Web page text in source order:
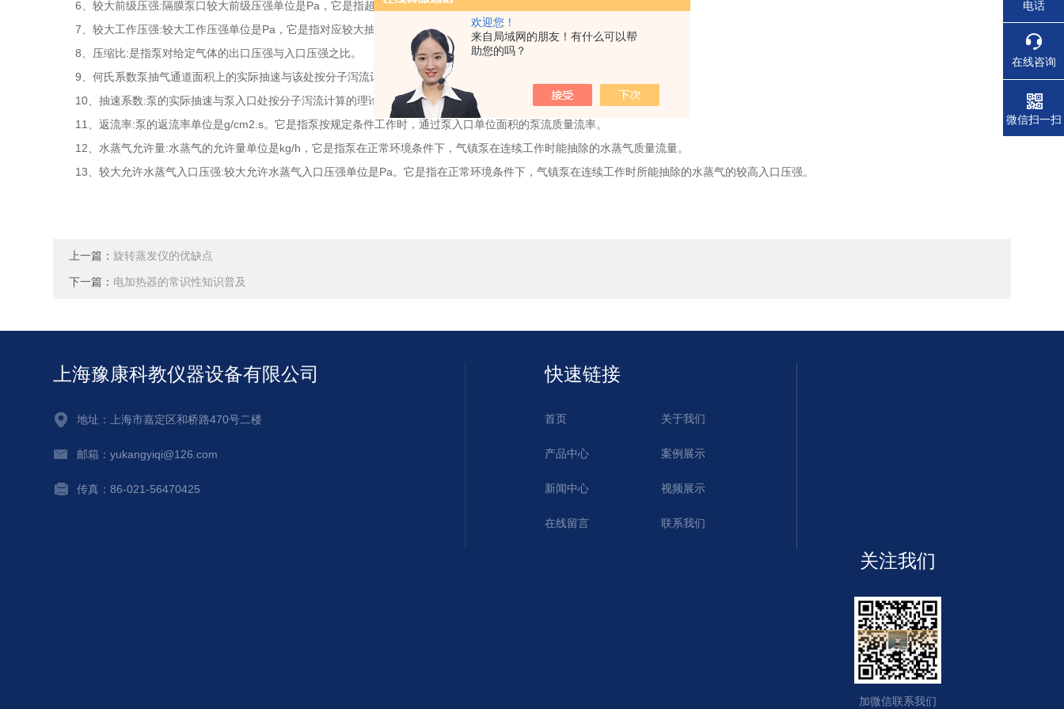
欢迎您！
来自局域网的朋友！有什么可以帮
助您的吗？
6、较大前级压强:隔膜泵口较大前级压强单位是Pa，它是指超过了能使泵损坏的前级压强。
7、较大工作压强:较大工作压强单位是Pa，它是指对应较大抽气量的入口压强。在此压强下，泵能连续工作而不恶化或损坏。
8、压缩比:是指泵对给定气体的出口压强与入口压强之比。
9、何氏系数泵抽气通道面积上的实际抽速与该处按分子泻流计算的理论抽速之比。
10、抽速系数:泵的实际抽速与泵入口处按分子泻流计算的理论抽速之比。
11、返流率:泵的返流率单位是g/cm2.s。它是指泵按规定条件工作时，通过泵入口单位面积的泵流质量流率。
12、水蒸气允许量:水蒸气的允许量单位是kg/h，它是指泵在正常环境条件下，气镇泵在连续工作时能抽除的水蒸气质量流量。
13、较大允许水蒸气入口压强:较大允许水蒸气入口压强单位是Pa。它是指在正常环境条件下，气镇泵在连续工作时所能抽除的水蒸气的较高入口压强。
上一篇：旋转蒸发仪的优缺点
下一篇： 电加热器的常识性知识普及
上海豫康科教仪器设备有限公司
地址：上海市嘉定区和桥路470号二楼
邮箱：yukangyiqi@126.com
传真：86-021-56470425
快速链接
首页 关于我们
产品中心 案例展示
新闻中心 视频展示
在线留言 联系我们
关注我们
加微信联系我们
电话
在线咨询
微信扫一扫